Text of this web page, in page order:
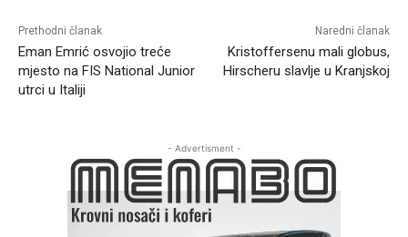
Prethodni članak
Eman Emrić osvojio treće
mjesto na FIS National Junior
utrci u Italiji
Naredni članak
Kristoffersenu mali globus,
Hirscheru slavlje u Kranjskoj
- Advertisment -